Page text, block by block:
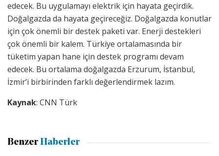
edecek. Bu uygulamayı elektrik için hayata geçirdik.
Doğalgazda da hayata geçireceğiz. Doğalgazda konutlar
için çok önemli bir destek paketi var. Enerji destekleri
çok önemli bir kalem. Türkiye ortalamasında bir
tüketim yapan hane için destek programı devam
edecek. Bu ortalama doğalgazda Erzurum, İstanbul,
İzmir’i birbirinden farklı değerlendirmek lazım.
Kaynak: CNN Türk
Benzer Haberler